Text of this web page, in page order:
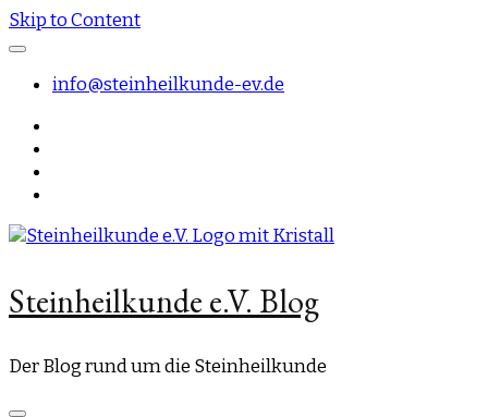
Skip to Content
info@steinheilkunde-ev.de
Steinheilkunde e.V. Blog
Der Blog rund um die Steinheilkunde